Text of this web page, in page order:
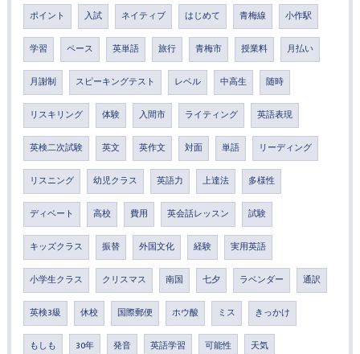
ポイント 入試 ネイティブ はじめて 青梅線 小作駅
学習 ペース 英単語 旅行 青梅市 授業料 月払い
月謝制 スピーキングテスト レベル 中高生 随時
リスキリング 体験 入間市 ライティング 英語表現
英検二次試験 英文 英作文 対面 単語 リーディング
リスニング 幼児クラス 英語力 上達法 多様性
ディベート 高校 費用 英会話レッスン 試験
キッズクラス 振替 外国文化 経験 実用英語
小学生クラス クリスマス 南国 七夕 ラベンダー 通訳
英検3級 休校 国際郵便 ホウ酸 ミス きっかけ
もしも 30年 発音 英語学習 可能性 天気